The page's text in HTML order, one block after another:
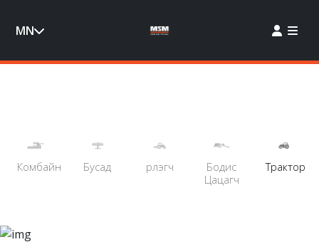
MN
Комбайн Бусад Үрлэгч
Бодис
Цацагч
Трактор